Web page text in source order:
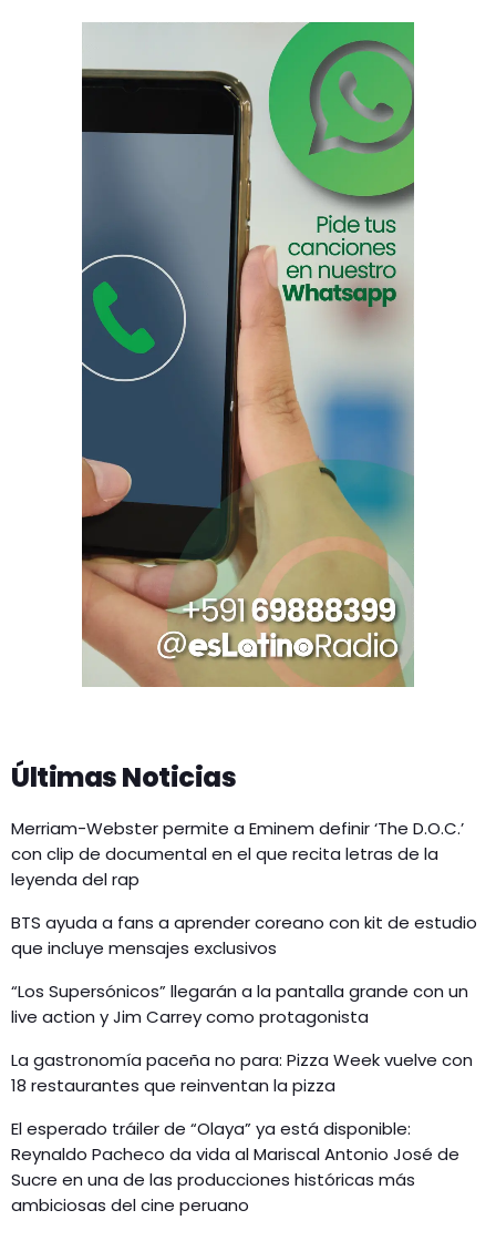
Últimas Noticias
Merriam-Webster permite a Eminem definir ‘The D.O.C.’
con clip de documental en el que recita letras de la
leyenda del rap
BTS ayuda a fans a aprender coreano con kit de estudio
que incluye mensajes exclusivos
“Los Supersónicos” llegarán a la pantalla grande con un
live action y Jim Carrey como protagonista
La gastronomía paceña no para: Pizza Week vuelve con
18 restaurantes que reinventan la pizza
El esperado tráiler de “Olaya” ya está disponible:
Reynaldo Pacheco da vida al Mariscal Antonio José de
Sucre en una de las producciones históricas más
ambiciosas del cine peruano